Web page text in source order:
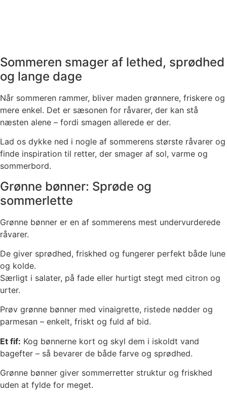
Sommeren smager af lethed, sprødhed
og lange dage
Når sommeren rammer, bliver maden grønnere, friskere og
mere enkel. Det er sæsonen for råvarer, der kan stå
næsten alene – fordi smagen allerede er der.
Lad os dykke ned i nogle af sommerens største råvarer og
finde inspiration til retter, der smager af sol, varme og
sommerbord.
Grønne bønner: Sprøde og
sommerlette
Grønne bønner er en af sommerens mest undervurderede
råvarer.
De giver sprødhed, friskhed og fungerer perfekt både lune
og kolde.
Særligt i salater, på fade eller hurtigt stegt med citron og
urter.
Prøv grønne bønner med vinaigrette, ristede nødder og
parmesan – enkelt, friskt og fuld af bid.
Et fif: Kog bønnerne kort og skyl dem i iskoldt vand
bagefter – så bevarer de både farve og sprødhed.
Grønne bønner giver sommerretter struktur og friskhed
uden at fylde for meget.